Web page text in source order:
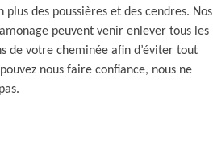
plus des poussières et des cendres. Nos
peuvent venir enlever tous les
de votre cheminée afin d’éviter tout
nous faire confiance, nous ne